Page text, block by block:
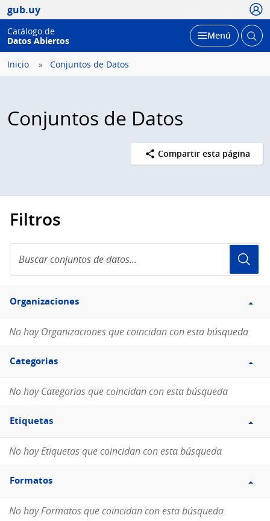
gub.uy
Catálogo de
Datos Abiertos
Desplegar
Menú Abrir
Inicio Conjuntos de Datos
Conjuntos de Datos
Compartir esta página
Filtros
conjuntos
de
Filtro
Organizaciones
Organizaciones
No hay Organizaciones que coincidan con esta búsqueda
Filtro
Categorias
Categorias
No hay Categorias que coincidan con esta búsqueda
Filtro
Etiquetas
Etiquetas
No hay Etiquetas que coincidan con esta búsqueda
Filtro
Formatos
Formatos
No hay Formatos que coincidan con esta búsqueda